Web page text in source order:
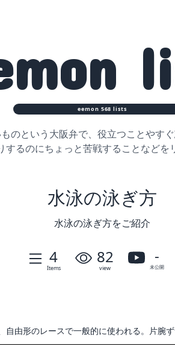
eemon 568 lists
のという大阪弁で、役立つことやす
するのにちょっと苦戦することなどを
水泳の泳ぎ方
水泳の泳ぎ方をご紹介
4
Items
82
view
-
未公開
自由形のレースで一般的に使われる。片腕